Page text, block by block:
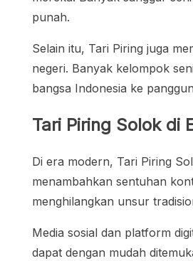
punah.
Selain itu, Tari Piring juga
negeri. Banyak kelompok
bangsa Indonesia ke
Tari Piring Solok di
Di era modern, Tari Piring
menambahkan sentuhan
menghilangkan unsur
Media sosial dan platform
dapat dengan mudah